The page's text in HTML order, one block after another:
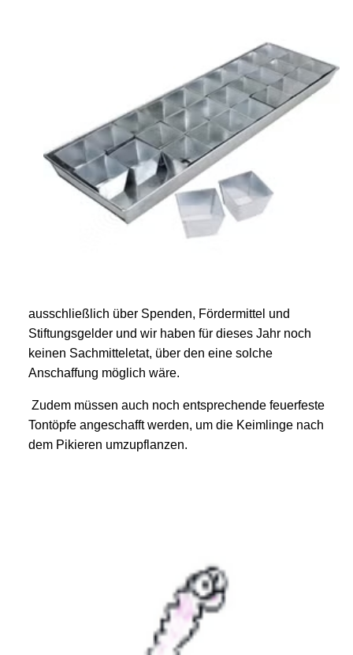
ausschließlich über Spenden, Fördermittel und
Stiftungsgelder und wir haben für dieses Jahr noch
keinen Sachmitteletat, über den eine solche
Anschaffung möglich wäre.
Zudem müssen auch noch entsprechende feuerfeste
Tontöpfe angeschafft werden, um die Keimlinge nach
dem Pikieren umzupflanzen.